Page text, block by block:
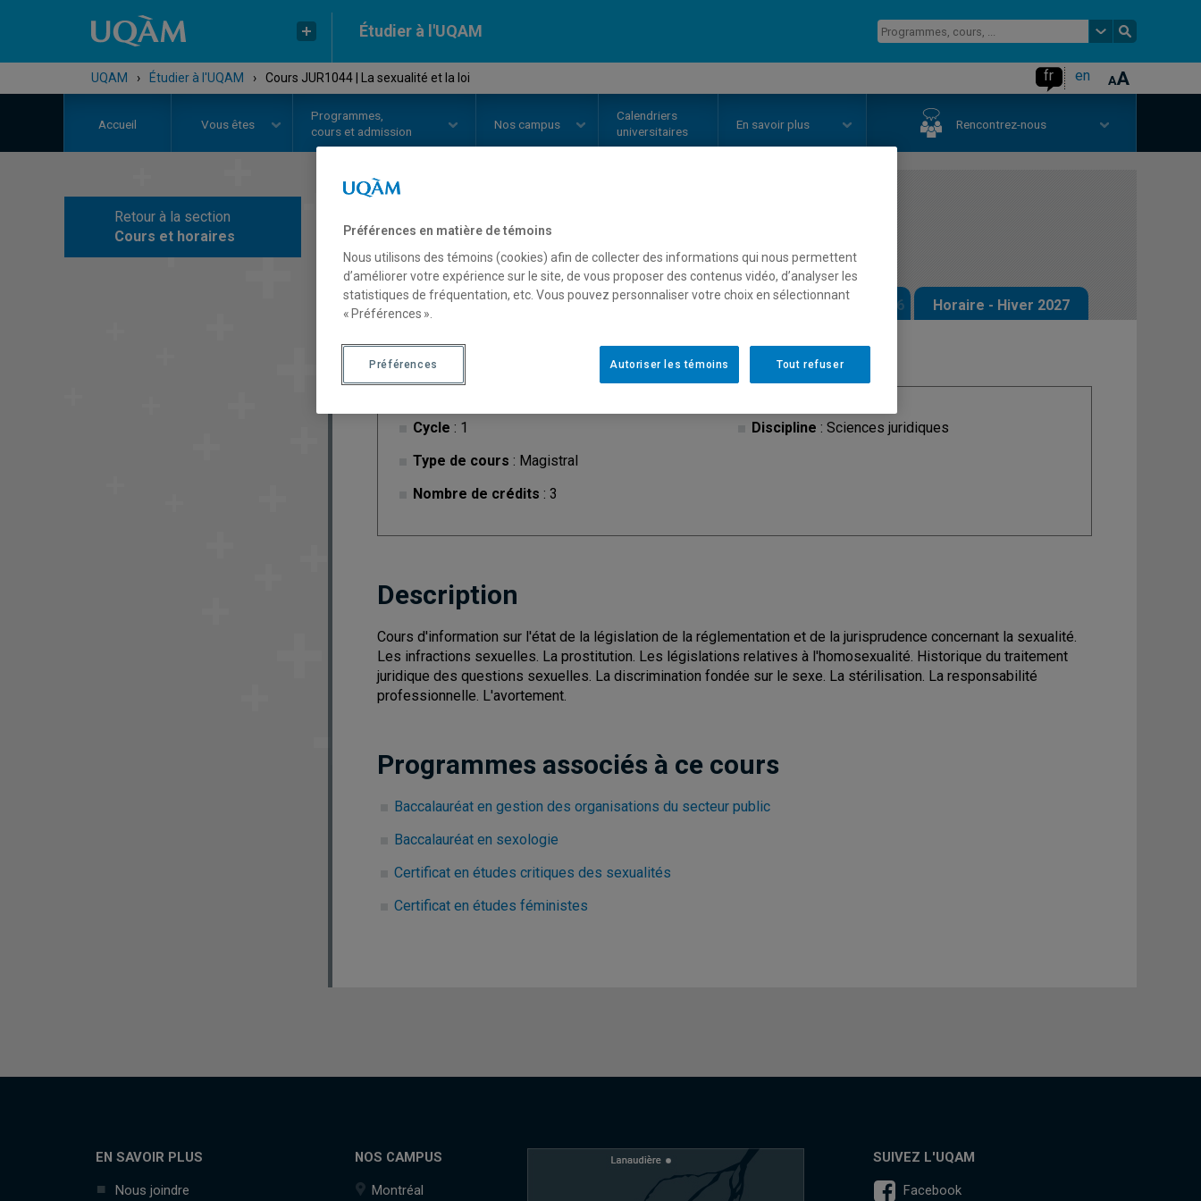
Étudier à l'UQAM
UQAM › Étudier à l'UQAM › Cours JUR1044 | La sexualité et la loi fr en
Accueil Vous êtes
Programmes,
cours et admission
Nos campus
Calendriers
universitaires
En savoir plus Rencontrez-nous
Retour à la section
Cours et horaires
COURS// JUR1044
Description Horaire - Été 2026 Horaire - Automne 2026 Horaire - Hiver 2027
Cycle : 1
Type de cours : Magistral
Nombre de crédits : 3
Discipline : Sciences juridiques
Description
Cours d'information sur l'état de la législation de la réglementation et de la jurisprudence concernant la sexualité.
Les infractions sexuelles. La prostitution. Les législations relatives à l'homosexualité. Historique du traitement
juridique des questions sexuelles. La discrimination fondée sur le sexe. La stérilisation. La responsabilité
professionnelle. L'avortement.
Programmes associés à ce cours
Baccalauréat en gestion des organisations du secteur public
Baccalauréat en sexologie
Certificat en études critiques des sexualités
Certificat en études féministes
EN SAVOIR PLUS
Nous joindre
NOS CAMPUS
Montréal
SUIVEZ L'UQAM
Facebook
Préférences en matière de témoins
Nous utilisons des témoins (cookies) afin de collecter des informations qui nous permettent
d’améliorer votre expérience sur le site, de vous proposer des contenus vidéo, d’analyser les
statistiques de fréquentation, etc. Vous pouvez personnaliser votre choix en sélectionnant
« Préférences ».
Tout refuser
Autoriser les témoins
Préférences